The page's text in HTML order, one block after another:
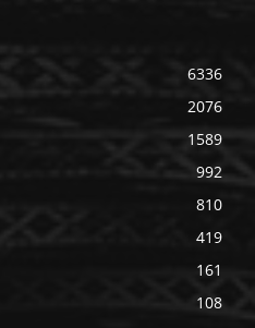
6336
2076
1589
992
810
419
161
108